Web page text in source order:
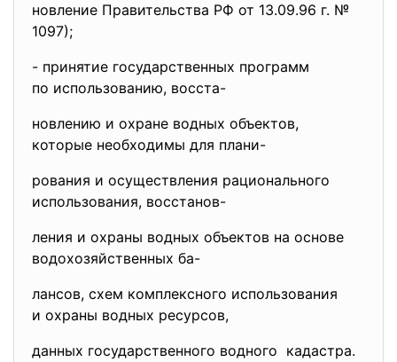
новление Правительства РФ от 13.09.96 г. №
1097);
- принятие государственных программ
по использованию, восста-
новлению и охране водных объектов,
которые необходимы для плани-
рования и осуществления рационального
использования, восстанов-
ления и охраны водных объектов на основе
водохозяйственных ба-
лансов, схем комплексного использования
и охраны водных ресурсов,
данных государственного водного кадастра.